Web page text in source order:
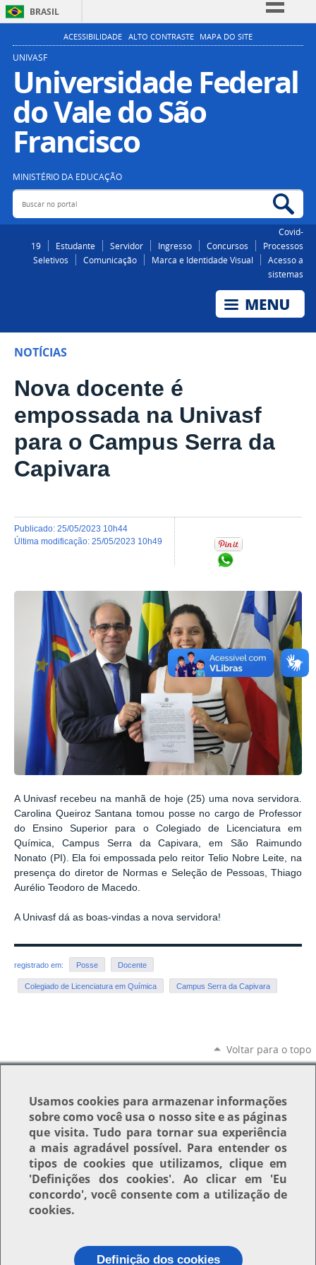
BRASIL
Simplifique!
Participe
Acesso à informação
Legislação
ACESSIBILIDADE ALTO CONTRASTE MAPA DO SITE
UNIVASF
Universidade Federal
do Vale do São
Francisco
MINISTÉRIO DA EDUCAÇÃO
Buscar no portal
Covid-
19
Estudante Servidor Ingresso Concursos
Processos
Seletivos
Comunicação Marca e Identidade Visual
Acesso a
sistemas
NOTÍCIAS
Nova docente é
empossada na Univasf
para o Campus Serra da
Capivara
publicado: 25/05/2023 10h44
última modificação: 25/05/2023 10h49
A Univasf recebeu na manhã de hoje (25) uma nova servidora.
Carolina Queiroz Santana tomou posse no cargo de Professor
do Ensino Superior para o Colegiado de Licenciatura em
Química, Campus Serra da Capivara, em São Raimundo
Nonato (PI). Ela foi empossada pelo reitor Telio Nobre Leite, na
presença do diretor de Normas e Seleção de Pessoas, Thiago
Aurélio Teodoro de Macedo.
A Univasf dá as boas-vindas a nova servidora!
registrado em: Posse Docente
Colegiado de Licenciatura em Química Campus Serra da Capivara
Voltar para o topo
Usamoscookies para armazenar informações
sobre como você usa o nosso site e as páginas
que visita. Tudo para tornar sua experiência
a mais agradável possível. Para entender os
tipos de cookies que utilizamos, clique em
'Definições dos cookies'. Ao clicar em 'Eu
concordo', você consente com a utilização de
cookies.